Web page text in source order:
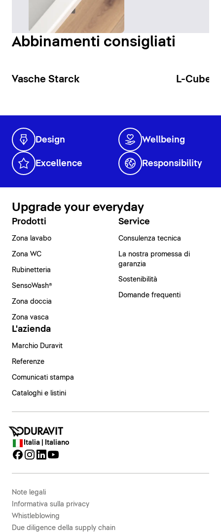
Abbinamenti consigliati
Vasche Starck L-Cube
Design Wellbeing
Excellence Responsibility
Upgrade your everyday
Prodotti
Zona lavabo
Zona WC
Rubinetteria
SensoWash®
Zona doccia
Zona vasca
Service
Consulenza tecnica
La nostra promessa di
garanzia
Sostenibilità
Domande frequenti
L'azienda
Marchio Duravit
Referenze
Comunicati stampa
Cataloghi e listini
Italia | Italiano
Note legali
Informativa sulla privacy
Whistleblowing
Due diligence della supply chain